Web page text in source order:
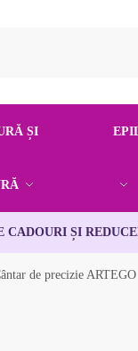
ȘI
ȘI
de precizie ARTEGO